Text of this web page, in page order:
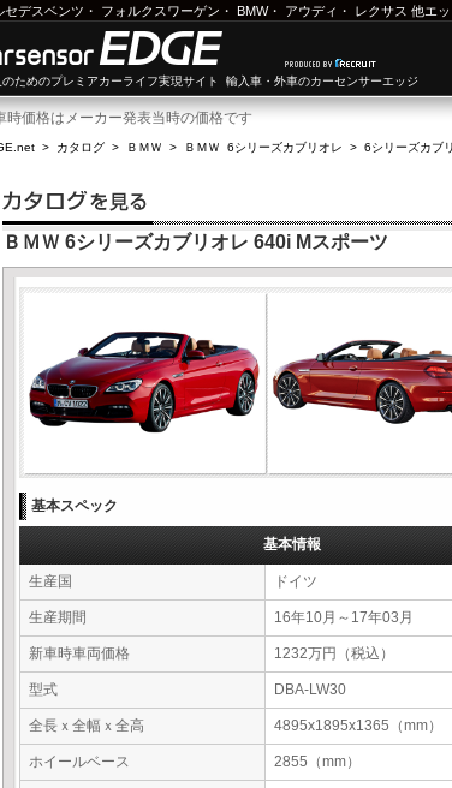
セデスベンツ ・ フォルクスワーゲン ・ BMW・ アウディ ・ レクサス 他エ
のためのプレミアカーライフ実現サイト 輸入車・外車のカーセンサーエッジ
時価格はメーカー発表当時の価格です
> カタログ > ＢＭＷ > ＢＭＷ 6シリーズカブリオレ > 6シリーズカブ
ＢＭＷ 6シリーズカブリオレ 640i Mスポーツ
基本スペック
基本情報
生産国 ドイツ
生産期間 16年10月～17年03月
新車時車両価格 1232万円（税込）
型式 DBA-LW30
全長ｘ全幅ｘ全高 4895x1895x1365（mm）
ホイールベース 2855（mm）